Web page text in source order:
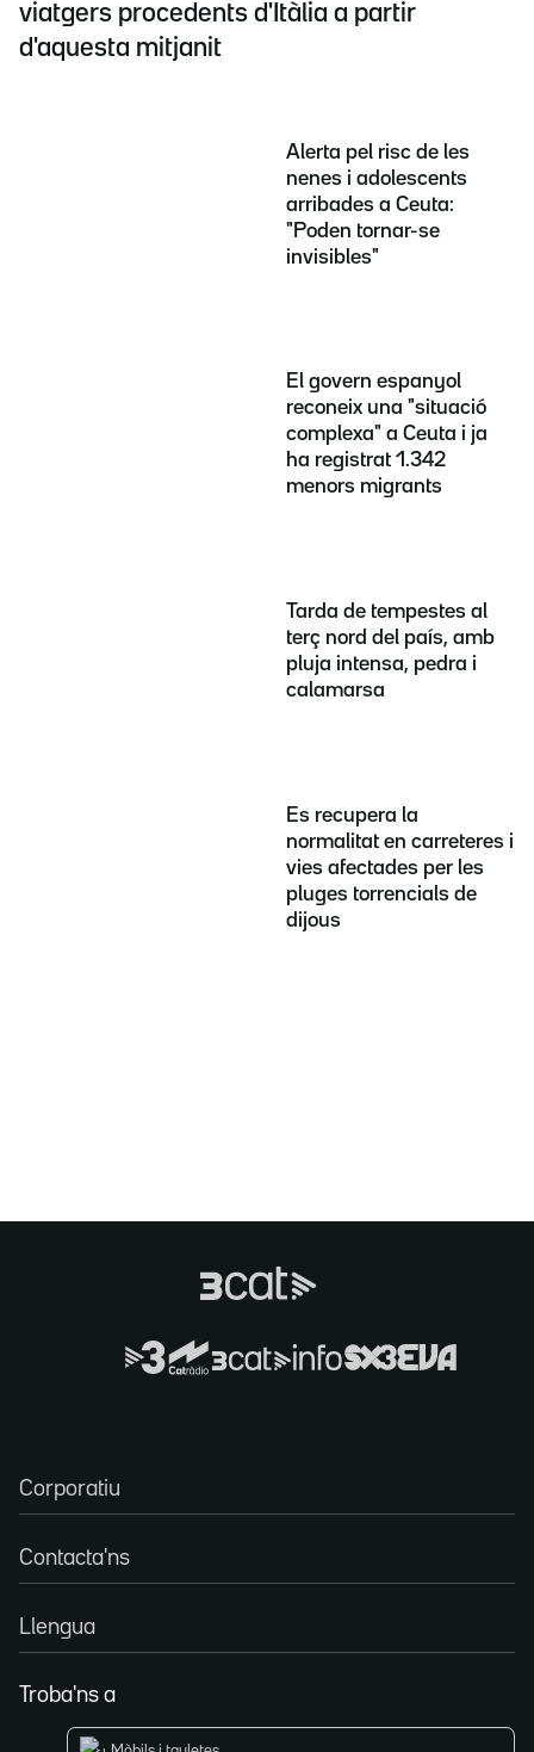
viatgers procedents d'Itàlia a partir
d'aquesta mitjanit
Alerta pel risc de les
nenes i adolescents
arribades a Ceuta:
"Poden tornar-se
invisibles"
El govern espanyol
reconeix una "situació
complexa" a Ceuta i ja
ha registrat 1.342
menors migrants
Tarda de tempestes al
terç nord del país, amb
pluja intensa, pedra i
calamarsa
Es recupera la
normalitat en carreteres i
vies afectades per les
pluges torrencials de
dijous
Corporatiu
Contacta'ns
Llengua
Troba'ns a